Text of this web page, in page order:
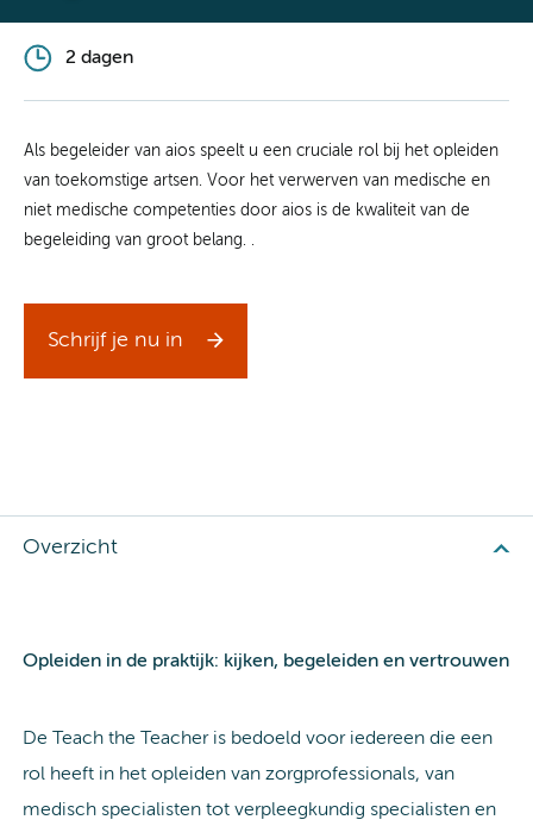
2 dagen
Als begeleider van aios speelt u een cruciale rol bij het opleiden
van toekomstige artsen. Voor het verwerven van medische en
niet medische competenties door aios is de kwaliteit van de
begeleiding van groot belang. .
Schrijf je nu in
Overzicht
Opleiden in de praktijk: kijken, begeleiden en vertrouwen
De Teach the Teacher is bedoeld voor iedereen die een
rol heeft in het opleiden van zorgprofessionals, van
medisch specialisten tot verpleegkundig specialisten en